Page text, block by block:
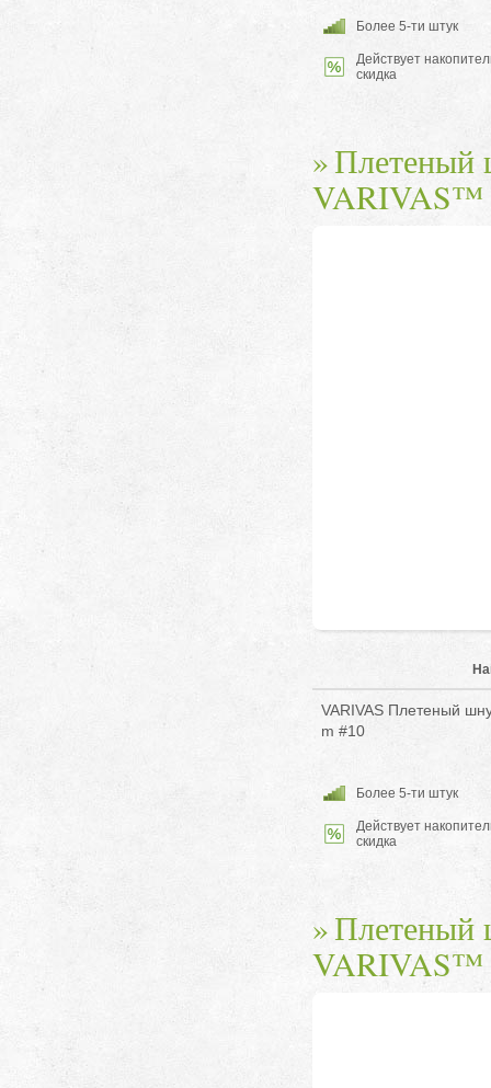
Более 5-ти штук
Действует
скидка
Плетеный
VARIVAS™
VARIVAS Плетеный
m #10
Более 5-ти штук
Действует
скидка
Плетеный
VARIVAS™